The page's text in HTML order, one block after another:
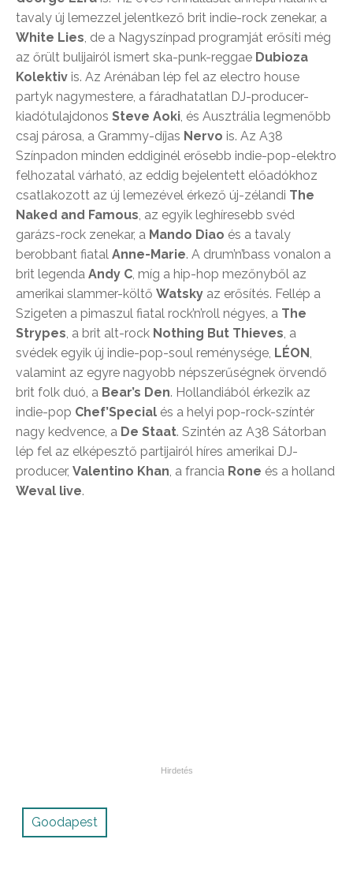
tavaly új lemezzel jelentkező brit indie-rock zenekar, a
White Lies, de a Nagyszínpad programját erősíti még
az őrült bulijairól ismert ska-punk-reggae Dubioza
Kolektiv is. Az Arénában lép fel az electro house
partyk nagymestere, a fáradhatatlan DJ-producer-
kiadótulajdonos Steve Aoki, és Ausztrália legmenőbb
csaj párosa, a Grammy-díjas Nervo is. Az A38
Színpadon minden eddiginél erősebb indie-pop-elektro
felhozatal várható, az eddig bejelentett előadókhoz
csatlakozott az új lemezével érkező új-zélandi The
Naked and Famous, az egyik leghíresebb svéd
garázs-rock zenekar, a Mando Diao és a tavaly
berobbant fiatal Anne-Marie. A drum’n’bass vonalon a
brit legenda Andy C, míg a hip-hop mezőnyből az
amerikai slammer-költő Watsky az erősítés. Fellép a
Szigeten a pimaszul fiatal rock’n’roll négyes, a The
Strypes, a brit alt-rock Nothing But Thieves, a
svédek egyik új indie-pop-soul reménysége, LÉON,
valamint az egyre nagyobb népszerűségnek örvendő
brit folk duó, a Bear’s Den. Hollandiából érkezik az
indie-pop Chef’Special és a helyi pop-rock-színtér
nagy kedvence, a De Staat. Szintén az A38 Sátorban
lép fel az elképesztő partijairól híres amerikai DJ-
producer, Valentino Khan, a francia Rone és a holland
Weval live.
Goodapest